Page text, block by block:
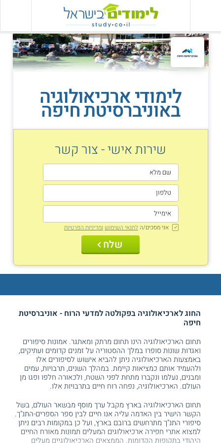
לימודי ארכיאולוגיה
באוניברסיטת חיפה
שירות אישי - צור קשר
אני מסכים/ה לתנאי השימוש ומדיניות הפרטיות
שלח
החוג לארכיאולוגיה בפקולטה למדעי הרוח - אוניברסיטת
חיפה
תחום הארכיאולוגיה הינו תחום מרתק ומאתגר. אמונות סיפורים
ואגדות שונות סופרו במלך ההסטוריה על זמנים קדומים ועתיקים,
באמצעות הארכיאולוגיה ניתן להביא אישוש לסיפורים אלו
ולהעמיד אותם כמציאות קיימת. במהלך השנים, תרבויות, עמים
ומבנים, נעלמו ונקברו מתחת לפני השטח, ולכאורה חלפו ופגו מן
העולם. הארכיאולוגיה, נפחה רוח חיים בתרבויות אלו.
תחום הארכיאולוגיה בארץ מקבל ערך מוסף מבשאר העולם, בשל
הקשר הישיר בין האדמה עליה אנו חיים לבין ספר הספרים-התנ"ך.
סיפורי התנ"ך מתרחשים ברובם בארץ, ועל כן במקומות רבים ניתן
למצוא אתרי חפירה ארכיאולוגים המעלים תמונות מאורח החיים
היהודי בתקופות הקדומות. הממצאים הארכיאולוגיים מעלים